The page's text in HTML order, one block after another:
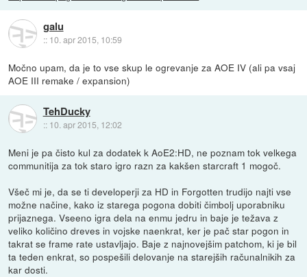
galu
:: 10. apr 2015, 10:59
Močno upam, da je to vse skup le ogrevanje za AOE IV (ali pa vsaj
AOE III remake / expansion)
TehDucky
:: 10. apr 2015, 12:02
Meni je pa čisto kul za dodatek k AoE2:HD, ne poznam tok velkega
communitija za tok staro igro razn za kakšen starcraft 1 mogoč.
Všeč mi je, da se ti developerji za HD in Forgotten trudijo najti vse
možne načine, kako iz starega pogona dobiti čimbolj uporabniku
prijaznega. Vseeno igra dela na enmu jedru in baje je težava z
veliko količino dreves in vojske naenkrat, ker je pač star pogon in
takrat se frame rate ustavljajo. Baje z najnovejšim patchom, ki je bil
ta teden enkrat, so pospešili delovanje na starejših računalnikih za
kar dosti.